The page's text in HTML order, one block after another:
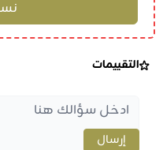
التقييمات
إرسال